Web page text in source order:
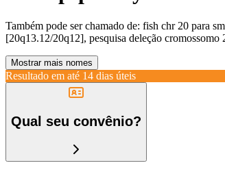
Também pode ser chamado de: fish chr 20 para
[20q13.12/20q12], pesquisa deleção cromossomo
Mostrar mais nomes
Resultado em até 14 dias úteis
Qual seu convênio?